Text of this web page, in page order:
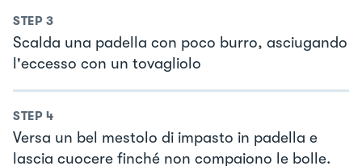
STEP 3
Scalda una padella con poco burro, asciugando
l'eccesso con un tovagliolo
STEP 4
Versa un bel mestolo di impasto in padella e
lascia cuocere finché non compaiono le bolle.